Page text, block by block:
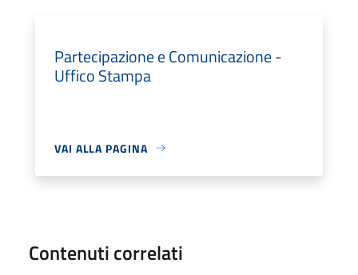
Partecipazione e Comunicazione -
Uffico Stampa
VAI ALLA PAGINA
Contenuti correlati